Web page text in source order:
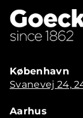
København
Svanevej 24,
Aarhus